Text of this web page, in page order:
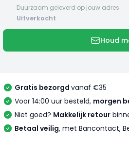
Duurzaam geleverd op jouw adres
uitverkocht
Houd
Gratis bezorgd vanaf €35
Voor 14:00 uur besteld, morgen
Niet goed? Makkelijk retour
Betaal veilig, met Bancontact,